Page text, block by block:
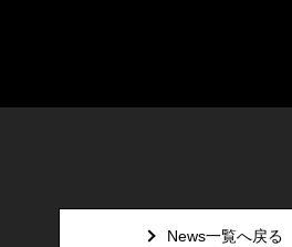
News一覧へ戻る